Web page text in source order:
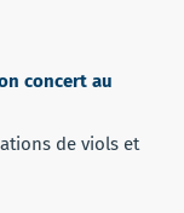
concert au
de viols et